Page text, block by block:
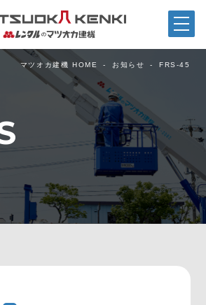
マツオカ建機 HOME お知らせ FRS-45